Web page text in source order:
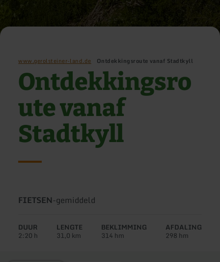
www.gerolsteiner-land.de Ontdekkingsroute vanaf Stadtkyll
Ontdekkingsro
ute vanaf
Stadtkyll
Soort
FIETSEN-Moeilijkheidsgraad:
gemiddeld
DUUR
2:20 h
LENGTE
31,0 km
BEKLIMMING
314 hm
AFDALING
298 hm